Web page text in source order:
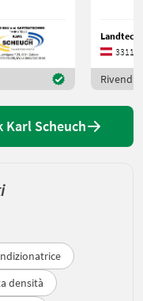
3311
Scheuch
densità